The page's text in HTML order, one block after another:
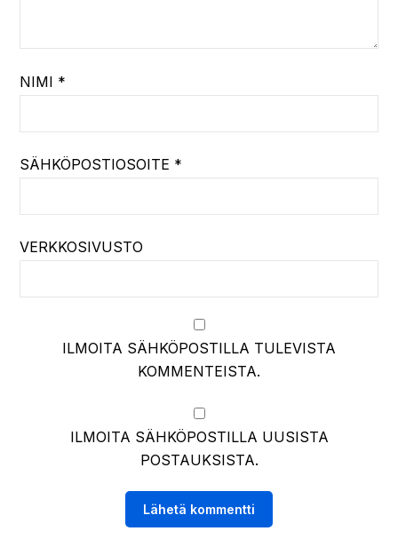
NIMI *
SÄHKÖPOSTIOSOITE *
VERKKOSIVUSTO
ILMOITA SÄHKÖPOSTILLA TULEVISTA
KOMMENTEISTA.
ILMOITA SÄHKÖPOSTILLA UUSISTA
POSTAUKSISTA.